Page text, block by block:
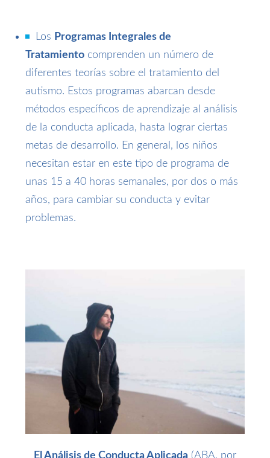
Los Programas Integrales de
Tratamiento comprenden un número de
diferentes teorías sobre el tratamiento del
autismo. Estos programas abarcan desde
métodos específicos de aprendizaje al análisis
de la conducta aplicada, hasta lograr ciertas
metas de desarrollo. En general, los niños
necesitan estar en este tipo de programa de
unas 15 a 40 horas semanales, por dos o más
años, para cambiar su conducta y evitar
problemas.